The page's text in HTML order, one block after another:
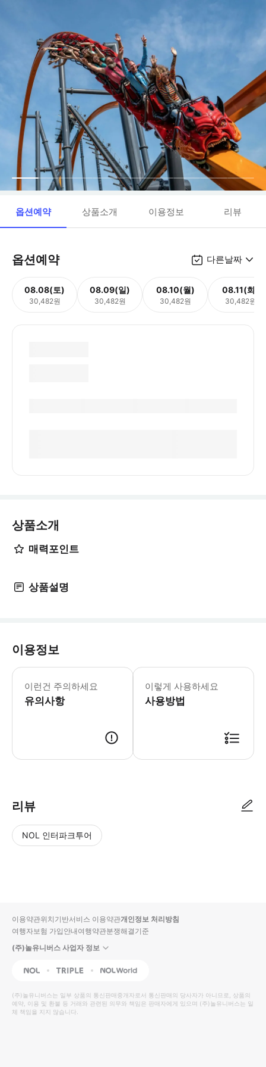
옵션예약 상품소개 이용정보 리뷰
옵션예약 다른날짜
08.08(토)
30,482원
08.09(일)
30,482원
08.10(월)
30,482원
08.11(화)
30,482원
상품소개
매력포인트
상품설명
이용정보
이런건 주의하세요
유의사항
▶ 꼭 알아두세요 만 17세 이하의 게
이렇게 사용하세요
사용방법
리뷰
NOL 인터파크투어
입니
다.
높
은
순
동
영
상
순
상
이용약관위치기반서비스 이용약관개인정보 처리방침
여행자보험 가입안내여행약관분쟁해결기준
(주)놀유니버스 사업자 정보
NOL Triple Interpark Global
(주)놀유니버스는 일부 상품의 통신판매중개자로서 통신판매의 당사자가 아니므로, 상품의
예약, 이용 및 환불 등 거래와 관련된 의무와 책임은 판매자에게 있으며 (주)놀유니버스는 일
체 책임을 지지 않습니다.